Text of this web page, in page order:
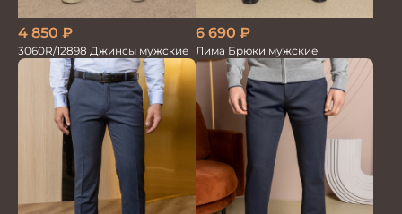
4 850 ₽
3060R/12898 Джинсы мужские
6 690 ₽
Лима Брюки мужские